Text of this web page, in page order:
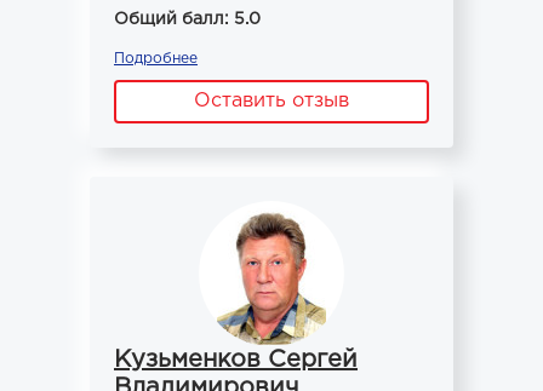
Общий балл: 5.0
Подробнее
Оставить отзыв
Кузьменков Сергей